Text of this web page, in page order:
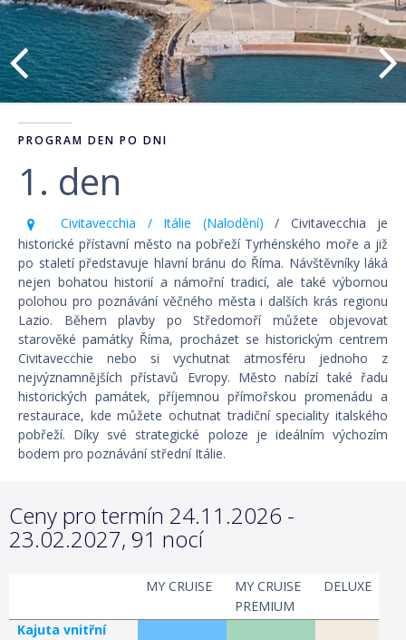
PROGRAM DEN PO DNI
1. den
Civitavecchia / Itálie (Nalodění)/ Civitavecchia je
historické přístavní město na pobřeží Tyrhénského moře a již
po staletí představuje hlavní bránu do Říma. Návštěvníky láká
nejen bohatou historií a námořní tradicí, ale také výbornou
polohou pro poznávání věčného města i dalších krás regionu
Lazio. Během plavby po Středomoří můžete objevovat
starověké památky Říma, procházet se historickým centrem
Civitavecchie nebo si vychutnat atmosféru jednoho z
nejvýznamnějších přístavů Evropy. Město nabízí také řadu
historických památek, příjemnou přímořskou promenádu a
restaurace, kde můžete ochutnat tradiční speciality italského
pobřeží. Díky své strategické poloze je ideálním výchozím
bodem pro poznávání střední Itálie.
Ceny pro termín 24.11.2026 -
23.02.2027, 91 nocí
MY CRUISE
MY CRUISE
PREMIUM
DELUXE
Kajuta vnitřní